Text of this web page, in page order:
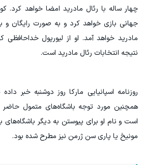
جهانی بازی خواهد کرد و به صورت رایگان و
مادرید خواهد آمد. او از لیورپول
نتیجه انتخابات رئال مادرید است.
روزنامه اسپانیایی مارکا روز دوشنبه خبر
همچنین مورد توجه باشگاه‌های متمول حاضر
است و نام او برای پیوستن به دیگر باشگاه‌های
مونیخ یا پاری سن ژرمن نیز مطرح شده بود.